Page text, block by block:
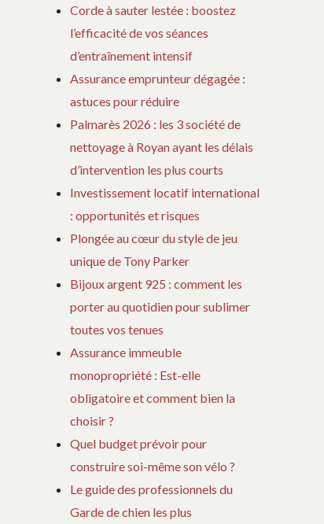
Corde à sauter lestée : boostez
l’efficacité de vos séances
d’entraînement intensif
Assurance emprunteur dégagée :
astuces pour réduire
Palmarès 2026 : les 3 société de
nettoyage à Royan ayant les délais
d’intervention les plus courts
Investissement locatif international
: opportunités et risques
Plongée au cœur du style de jeu
unique de Tony Parker
Bijoux argent 925 : comment les
porter au quotidien pour sublimer
toutes vos tenues
Assurance immeuble
monopropriété : Est-elle
obligatoire et comment bien la
choisir ?
Quel budget prévoir pour
construire soi-même son vélo ?
Le guide des professionnels du
Garde de chien les plus